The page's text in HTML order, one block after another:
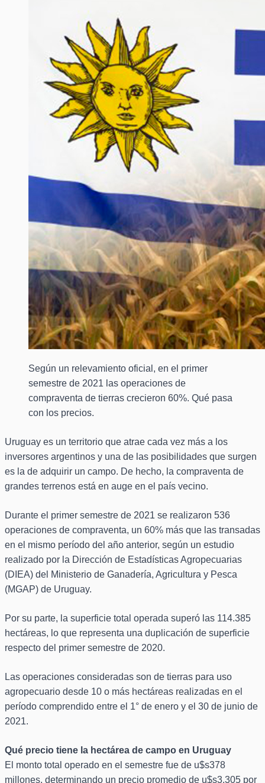
Según un relevamiento oficial, en el primer
semestre de 2021 las operaciones de
compraventa de tierras crecieron 60%. Qué pasa
con los precios.
Uruguay es un territorio que atrae cada vez más a los
inversores argentinos y una de las posibilidades que surgen
es la de adquirir un campo. De hecho, la compraventa de
grandes terrenos está en auge en el país vecino.
Durante el primer semestre de 2021 se realizaron 536
operaciones de compraventa, un 60% más que las transadas
en el mismo período del año anterior, según un estudio
realizado por la Dirección de Estadísticas Agropecuarias
(DIEA) del Ministerio de Ganadería, Agricultura y Pesca
(MGAP) de Uruguay.
Por su parte, la superficie total operada superó las 114.385
hectáreas, lo que representa una duplicación de superficie
respecto del primer semestre de 2020.
Las operaciones consideradas son de tierras para uso
agropecuario desde 10 o más hectáreas realizadas en el
período comprendido entre el 1° de enero y el 30 de junio de
2021.
Qué precio tiene la hectárea de campo en Uruguay
El monto total operado en el semestre fue de u$s378
millones, determinando un precio promedio de u$s3.305 por